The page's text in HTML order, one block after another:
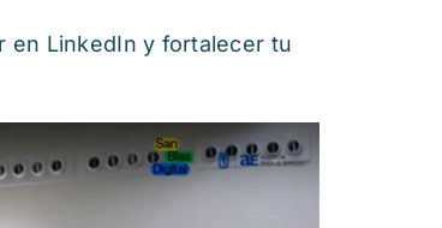
en LinkedIn y fortalecer tu